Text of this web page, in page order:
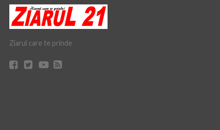
Ziarul care te prinde